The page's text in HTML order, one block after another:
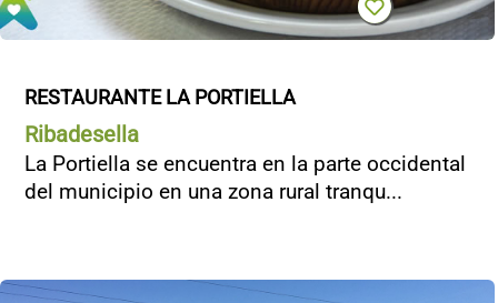
RESTAURANTE LA PORTIELLA
Ribadesella
La Portiella se encuentra en la parte occidental
del municipio en una zona rural tranqu...